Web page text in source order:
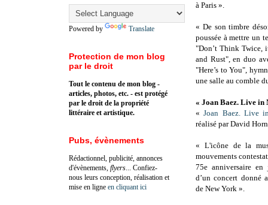
à Paris ».
« De son timbre
poussée à mettre un
"Don’t Think Twice,
and Rust", en duo
"Here’s to You",
une salle au comble
« Joan Baez. Live in
«Joan Baez. Live
réalisé par David
« L'icône de la
mouvements
75e anniversaire
d’un concert donné
de New York ».
Powered by Translate
Protection de mon blog
par le droit
Tout le contenu de mon blog -
articles, photos, etc. - est protégé
par le droit de la propriété
littéraire et artistique.
Pubs, évènements
Rédactionnel, publicité, annonces
d'évènements, flyers ... Confiez-
nous leurs conception, réalisation et
mise en ligne en cliquant ici